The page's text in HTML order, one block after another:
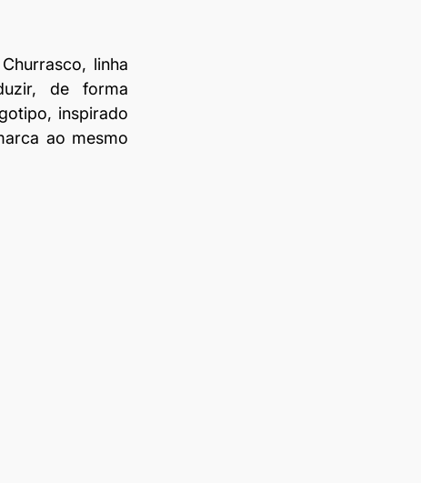
linha
de forma
inspirado
ao mesmo